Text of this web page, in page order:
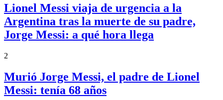
Lionel Messi viaja de urgencia a la
Argentina tras la muerte de su padre,
Jorge Messi: a qué hora llega
2
Murió Jorge Messi, el padre de Lionel
Messi: tenía 68 años